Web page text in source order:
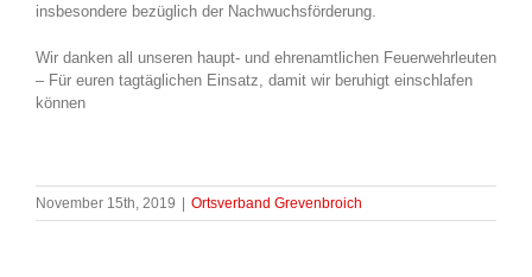
insbesondere bezüglich der Nachwuchsförderung.
Wir danken all unseren haupt- und ehrenamtlichen Feuerwehrleuten
– Für euren tagtäglichen Einsatz, damit wir beruhigt einschlafen
können
November 15th, 2019 Ortsverband Grevenbroich